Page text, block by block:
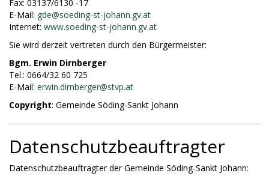
Fax: 03137/6130 -17
E-Mail: gde@soeding-st-johann.gv.at
Internet: www.soeding-st-johann.gv.at
Sie wird derzeit vertreten durch den Bürgermeister:
Bgm. Erwin Dirnberger
Tel.: 0664/32 60 725
E-Mail: erwin.dirnberger@stvp.at
Copyright: Gemeinde Söding-Sankt Johann
Datenschutzbeauftragter
Datenschutzbeauftragter der Gemeinde Söding-Sankt Johann: